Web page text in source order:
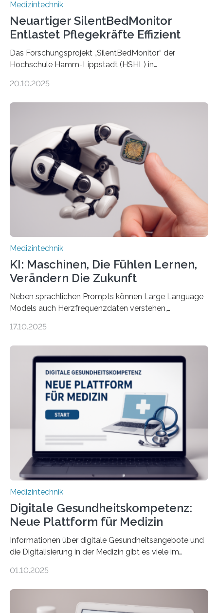
Medizintechnik
Neuartiger SilentBedMonitor
Entlastet Pflegekräfte Effizient
Das Forschungsprojekt „SilentBedMonitor“ der
Hochschule Hamm-Lippstadt (HSHL) in
auf Personen ab, die bettlägerig sind oder in ihrer
Entwicklung der Sensorik und Datenübertragung. Die
HSHL verantwortet die wissenschaftliche Begleitung
sowie die KI-gestützte Datenauswertung. Das Ziel ist
die Entwicklung eines berührungslosen
Assistenzsystems, das den Zustand der Person
kontinuierlich erfasst, pflegende Personen unterstützt
und in Notfällen selbstständig Alarm schlägt. „Die Idee
20.10.2025
Medizintechnik
KI: Maschinen, Die Fühlen Lernen,
Verändern Die Zukunft
Neben sprachlichen Prompts können Large Language
Models auch Herzfrequenzdaten verstehen,
haben Dr. Morris Gellisch, ehemals an der Ruhr-
und Boris Burr von der Ruhr-Universität Bochum in
dafür eine technische Schnittstelle, über die
physiologische Daten in Echtzeit an das Sprachmodell
übermittelt werden können. Die Künstliche Intelligenz
kann dadurch auch die Sprache des Körpers
einbeziehen, auf die Menschen keinen bewussten
Einfluss nehmen. Das eröffnet…
17.10.2025
Medizintechnik
Digitale Gesundheitskompetenz:
Neue Plattform für Medizin
Informationen über digitale Gesundheitsangebote und
die Digitalisierung in der Medizin gibt es viele im
seriösen und wissenschaftlich abgesicherten Inhalten?
Forscherinnen der Technischen Universität Dresden
01.10.2025